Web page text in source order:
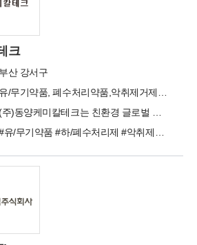
크
부산 강서구